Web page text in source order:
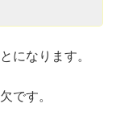
になります。
です。